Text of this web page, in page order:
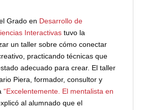
Grado en Desarrollo de
Interactivas tuvo la
un taller sobre cómo conectar
practicando técnicas que
adecuado para crear. El taller
Piera, formador, consultor y
“Excelentemente. El mentalista en
al alumnado que el